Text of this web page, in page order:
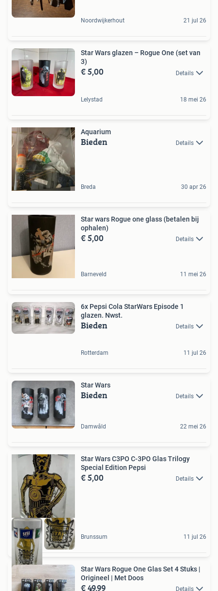
Noordwijkerhout 21 jul 26
Star Wars glazen – Rogue One (set van
3)
€ 5,00 Details
Lelystad 18 mei 26
Aquarium
Bieden Details
Breda 30 apr 26
Star wars Rogue one glass (betalen bij
ophalen)
€ 5,00 Details
Barneveld 11 mei 26
6x Pepsi Cola StarWars Episode 1
glazen. Nwst.
Bieden Details
Rotterdam 11 jul 26
Star Wars
Bieden Details
Damwâld 22 mei 26
Star Wars C3PO C-3PO Glas Trilogy
Special Edition Pepsi
€ 5,00 Details
Brunssum 11 jul 26
Star Wars Rogue One Glas Set 4 Stuks |
Origineel | Met Doos
€ 49,99 Details